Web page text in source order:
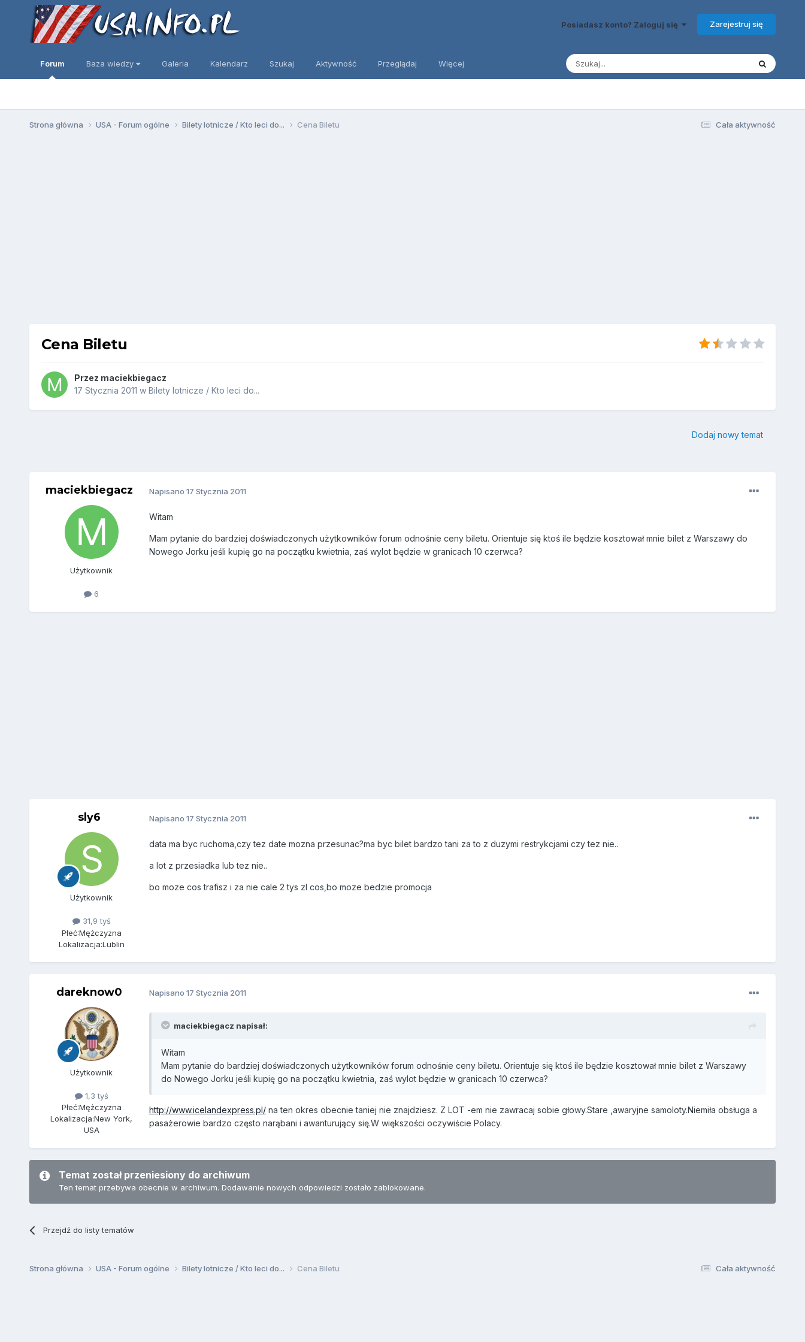
Posiadasz konto? Zaloguj się Zarejestruj się
Forum Baza wiedzy Galeria Kalendarz Szukaj Aktywność Przeglądaj Więcej
Cała aktywność
Strona główna USA - Forum ogólne Bilety lotnicze / Kto leci do... Cena Biletu
Cena Biletu
Przez maciekbiegacz
17 Stycznia 2011 w Bilety lotnicze / Kto leci do...
Dodaj nowy temat
maciekbiegacz
Użytkownik
6
Napisano 17 Stycznia 2011
Witam
Mam pytanie do bardziej doświadczonych użytkowników forum odnośnie ceny biletu. Orientuje się ktoś ile będzie kosztował mnie bilet z Warszawy do
Nowego Jorku jeśli kupię go na początku kwietnia, zaś wylot będzie w granicach 10 czerwca?
sly6
Użytkownik
31,9 tyś
Płeć:Mężczyzna
Lokalizacja:Lublin
Napisano 17 Stycznia 2011
data ma byc ruchoma,czy tez date mozna przesunac?ma byc bilet bardzo tani za to z duzymi restrykcjami czy tez nie..
a lot z przesiadka lub tez nie..
bo moze cos trafisz i za nie cale 2 tys zl cos,bo moze bedzie promocja
dareknow0
Użytkownik
1,3 tyś
Płeć:Mężczyzna
Lokalizacja:New York,
USA
Napisano 17 Stycznia 2011
maciekbiegacz napisał:
Witam
Mam pytanie do bardziej doświadczonych użytkowników forum odnośnie ceny biletu. Orientuje się ktoś ile będzie kosztował mnie bilet z Warszawy
do Nowego Jorku jeśli kupię go na początku kwietnia, zaś wylot będzie w granicach 10 czerwca?
http://www.icelandexpress.pl/na ten okres obecnie taniej nie znajdziesz. Z LOT -em nie zawracaj sobie głowy.Stare ,awaryjne samoloty.Niemiła obsługa a
pasażerowie bardzo często narąbani i awanturujący się.W większości oczywiście Polacy.
Temat został przeniesiony do archiwum
Ten temat przebywa obecnie w archiwum. Dodawanie nowych odpowiedzi zostało zablokowane.
Przejdź do listy tematów
Cała aktywność
Strona główna USA - Forum ogólne Bilety lotnicze / Kto leci do... Cena Biletu